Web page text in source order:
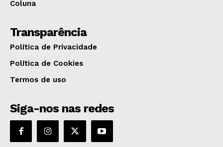
Coluna
Transparência
Política de Privacidade
Política de Cookies
Termos de uso
Siga-nos nas redes